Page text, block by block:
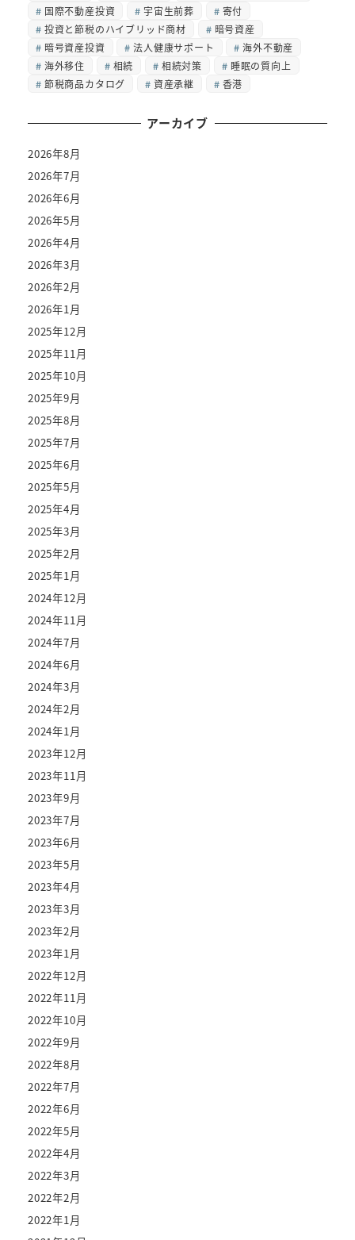
国際不動産投資
宇宙生前葬
寄付
投資と節税のハイブリッド商材
暗号資産
暗号資産投資
法人健康サポート
海外不動産
海外移住
相続 相続対策
睡眠の質向上
節税商品カタログ
資産承継 香港
アーカイブ
2026年8月
2026年7月
2026年6月
2026年5月
2026年4月
2026年3月
2026年2月
2026年1月
2025年12月
2025年11月
2025年10月
2025年9月
2025年8月
2025年7月
2025年6月
2025年5月
2025年4月
2025年3月
2025年2月
2025年1月
2024年12月
2024年11月
2024年7月
2024年6月
2024年3月
2024年2月
2024年1月
2023年12月
2023年11月
2023年9月
2023年7月
2023年6月
2023年5月
2023年4月
2023年3月
2023年2月
2023年1月
2022年12月
2022年11月
2022年10月
2022年9月
2022年8月
2022年7月
2022年6月
2022年5月
2022年4月
2022年3月
2022年2月
2022年1月